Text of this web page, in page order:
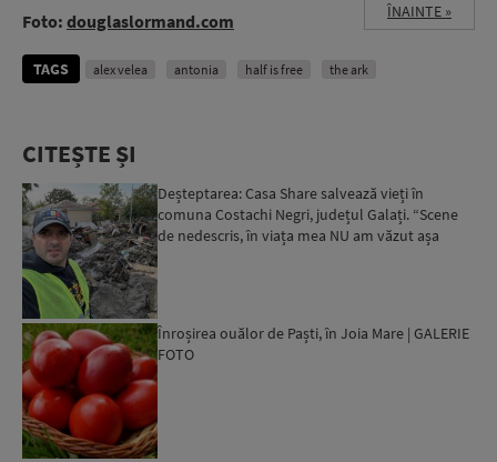
ÎNAINTE »
Foto: douglaslormand.com
TAGS alex velea antonia half is free the ark
CITEȘTE ȘI
Deșteptarea: Casa Share salvează vieți în
comuna Costachi Negri, județul Galați. “Scene
de nedescris, în viața mea NU am văzut așa
Înroșirea ouălor de Paști, în Joia Mare | GALERIE
FOTO